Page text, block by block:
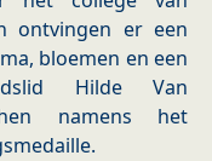
ontvingen er een
bloemen en een
Hilde Van
namens het